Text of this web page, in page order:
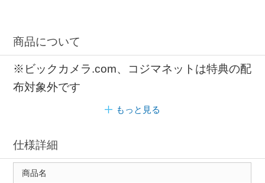
商品について
※ビックカメラ.com、コジマネットは特典の配
布対象外です
もっと見る
仕様詳細
商品名